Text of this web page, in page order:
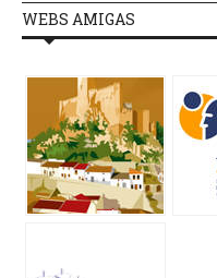
WEBS AMIGAS